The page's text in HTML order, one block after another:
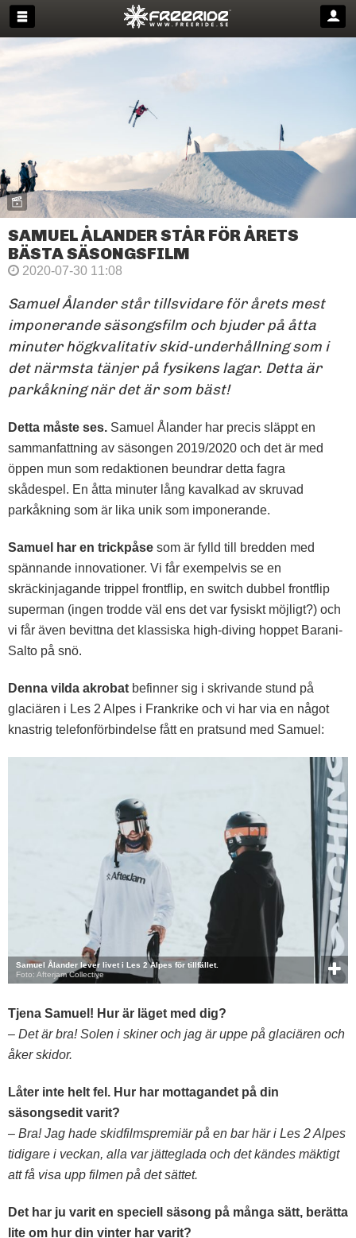
SAMUEL ÅLANDER STÅR FÖR ÅRETS
BÄSTA SÄSONGSFILM
2020-07-30 11:08
Samuel Ålander står tillsvidare för årets mest
imponerande säsongsfilm och bjuder på åtta
minuter högkvalitativ skid-underhållning som i
det närmsta tänjer på fysikens lagar. Detta är
parkåkning när det är som bäst!
Detta måste ses. Samuel Ålander har precis släppt en
sammanfattning av säsongen 2019/2020 och det är med
öppen mun som redaktionen beundrar detta fagra
skådespel. En åtta minuter lång kavalkad av skruvad
parkåkning som är lika unik som imponerande.
Samuel har en trickpåse som är fylld till bredden med
spännande innovationer. Vi får exempelvis se en
skräckinjagande trippel frontflip, en switch dubbel frontflip
superman (ingen trodde väl ens det var fysiskt möjligt?) och
vi får även bevittna det klassiska high-diving hoppet Barani-
Salto på snö.
Denna vilda akrobat befinner sig i skrivande stund på
glaciären i Les 2 Alpes i Frankrike och vi har via en något
knastrig telefonförbindelse fått en pratsund med Samuel:
Samuel Ålander lever livet i Les 2 Alpes för tillfället.
Foto: Afterjam Collective
Tjena Samuel! Hur är läget med dig?
– Det är bra! Solen i skiner och jag är uppe på glaciären och
åker skidor.
Låter inte helt fel. Hur har mottagandet på din
säsongsedit varit?
– Bra! Jag hade skidfilmspremiär på en bar här i Les 2 Alpes
tidigare i veckan, alla var jätteglada och det kändes mäktigt
att få visa upp filmen på det sättet.
Det har ju varit en speciell säsong på många sätt, berätta
lite om hur din vinter har varit?